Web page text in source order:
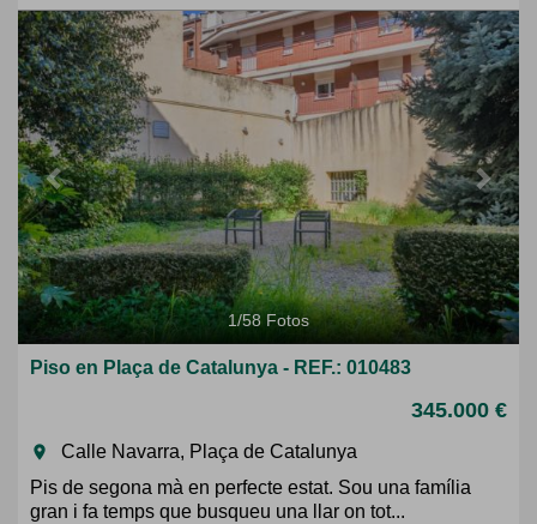
Previous Next
1/58 Fotos
Piso en Plaça de Catalunya - REF.: 010483
345.000 €
room
Calle Navarra, Plaça de Catalunya
Pis de segona mà en perfecte estat. Sou una família
gran i fa temps que busqueu una llar on tot...